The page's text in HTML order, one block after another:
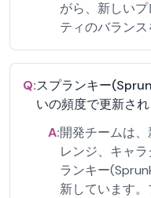
がら、新しい
ティのバランス
Q:スプランキー
いの頻度で更新さ
A:開発チームは
レンジ、キャ
ランキー
新しています